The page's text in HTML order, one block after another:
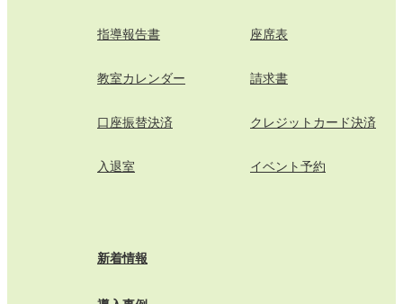
指導報告書 座席表
教室カレンダー 請求書
口座振替決済 クレジットカード決済
入退室 イベント予約
新着情報